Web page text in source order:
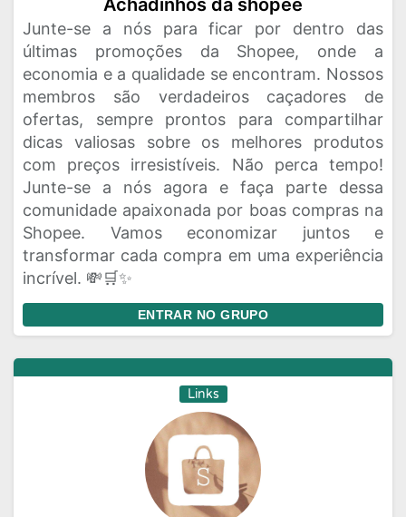
Achadinhos da shopee
Junte-se a nós para ficar por dentro das
últimas promoções da Shopee, onde a
economia e a qualidade se encontram. Nossos
membros são verdadeiros caçadores de
ofertas, sempre prontos para compartilhar
dicas valiosas sobre os melhores produtos
com preços irresistíveis. Não perca tempo!
Junte-se a nós agora e faça parte dessa
comunidade apaixonada por boas compras na
Shopee. Vamos economizar juntos e
transformar cada compra em uma experiência
incrível. 💸🛒✨
ENTRAR NO GRUPO
Links